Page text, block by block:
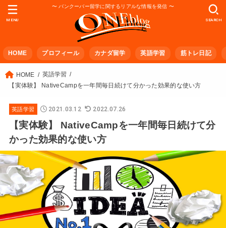
〜 バンクーバー留学に関するリアルな情報を発信 〜
HOME プロフィール カナダ留学 英語学習 筋トレ日記
SEARCH
MENU
HOME
英語学習
【実体験】 NativeCampを一年間毎日続けて分かった効果的な使い方
英語学習 2021.03.12 2022.07.26
【実体験】 NativeCampを一年間毎日続けて分
かった効果的な使い方